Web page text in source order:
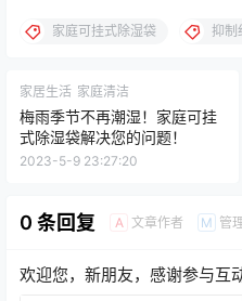
家庭可挂式除湿袋 抑制
家居生活 家庭清洁
梅雨季节不再潮湿！家庭可挂
式除湿袋解决您的问题！
2023-5-9 23:27:20
0 条回复 A 文章作者 M 管
欢迎您，新朋友，感谢参与互动